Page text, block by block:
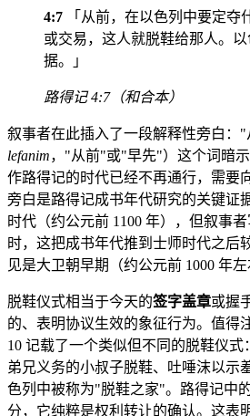
4:7 「从前，在以色列中要定夺
或交易，这人就脱鞋给那人。
据。」
路得记 4:7（和合本）
lefanim，"从前"或"早先"）这个词暗
作路得记的时代已经不再通行，需要
旁白是路得记成书年代研究的关键证
时代（约公元前 1100 年），但叙事
时，这把成书年代推到士师时代之后
见是大卫朝早期（约公元前 1000 年左
脱鞋仪式相当于今天的签字盖章或握
的、表明协议生效的象征行为。值得
10 记载了一个类似但不同的脱鞋仪
弟兄义务的小叔子脱鞋、吐唾沫以示
色列中被称为"脱鞋之家"。路得记中
分，它纯粹是权利转让的确认。这表